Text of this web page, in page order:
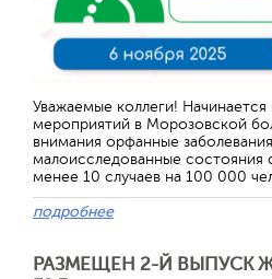
Уважаемые коллеги!
мероприятий в Морозовской
внимания орфанные
малоисследованные состояния
менее 10 случаев на 100 000
подробнее
РАЗМЕЩЕН 2-Й ВЫПУСК